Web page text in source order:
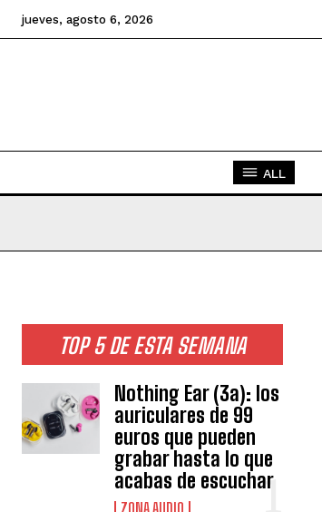
jueves, agosto 6, 2026
ALL
TOP 5 DE ESTA SEMANA
Nothing Ear (3a): los
auriculares de 99
euros que pueden
grabar hasta lo que
acabas de escuchar
ZONA AUDIO